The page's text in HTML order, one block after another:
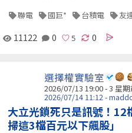
聯電 國巨* 台積電 友
11122 0 0
選擇權實驗室
2026/07/13 19:00 - 3 星期
2026/07/14 11:12 -
大立光鎖死只是訊號！12
掃這3檔百元以下飆股」